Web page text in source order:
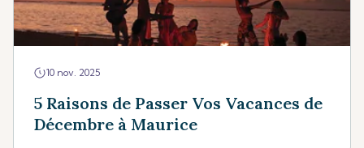
10 nov. 2025
5 Raisons de Passer Vos Vacances de
Décembre à Maurice